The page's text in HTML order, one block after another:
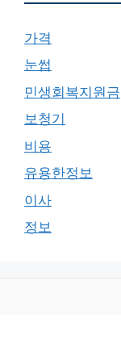
가격
눈썹
민생회복지원금
보청기
비용
유용한정보
이사
정보